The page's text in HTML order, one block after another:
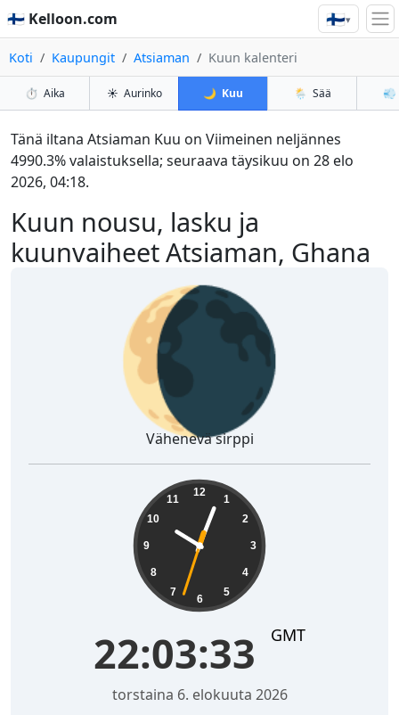
🇫🇮 Kelloon.com 🇫🇮▾
Koti Kaupungit Atsiaman Kuun kalenteri
⏱️ Aika ☀️ Aurinko 🌙 Kuu 🌦️ Sää 💨
Kuun nousu, lasku ja
kuunvaiheet Atsiaman, Ghana
Tänä iltana Atsiaman Kuu on Viimeinen neljännes
4990.3% valaistuksella; seuraava täysikuu on 28 elo
2026, 04:18.
🌘
Vähenevä sirppi
12
1
2
3
4
5
6
7
8
9
10
11
22:03:34 GMT
torstaina 6. elokuuta 2026